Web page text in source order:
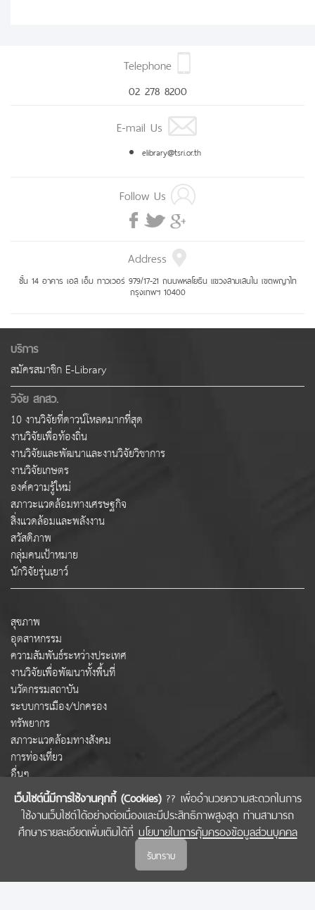
เว็บไซต์นี้มีการใช้งานคุกกี้ (Cookies)?? เพื่ออำนวยความสะดวกในการ
ใช้งานเว็บไซต์ได้อย่างต่อเนื่องและมีประสิทธิภาพสูงสุด ท่านสามารถ
ศึกษารายละเอียดเพิ่มเติมได้ที่ นโยบายในการคุ้มครองข้อมูลส่วนบุคคล
รับทราบ
Telephone
02 278 8200
E-mail Us
elibrary@tsri.or.th
Follow Us
Address
ชั้น 14 อาคาร เอส เอ็ม ทาวเวอร์ 979/17-21 ถนนพหลโยธิน แขวงสามเสนใน เขตพญาไท
กรุงเทพฯ 10400
บริการ
สมัครสมาชิก E-Library
วิจัย สกสว.
10 งานวิจัยที่ดาวน์โหลดมากที่สุด
งานวิจัยเพื่อท้องถิ่น
งานวิจัยและพัฒนาและงานวิจัยวิชาการ
งานวิจัยเกษตร
องค์ความรู้ใหม่
สภาวะแวดล้อมทางเศรษฐกิจ
สิ่งแวดล้อมและพลังงาน
สวัสดิภาพ
กลุ่มคนเป้าหมาย
นักวิจัยรุ่นเยาว์
สุขภาพ
อุตสาหกรรม
ความสัมพันธ์ระหว่างประเทศ
งานวิจัยเพื่อพัฒนาทั้งพื้นที่
นวัตกรรมสถาบัน
ระบบการเมือง/ปกครอง
ทรัพยากร
สภาวะแวดล้อมทางสังคม
การท่องเที่ยว
อื่นๆ
COPYRIGHT © 2022 สำนักงานคณะกรรมการส่งเสริมวิทยาศาสตร์ วิจัยและนวัตกรรม
(สกสว.)
นโยบายในการคุ้มครองข้อมูลส่วนบุคคล